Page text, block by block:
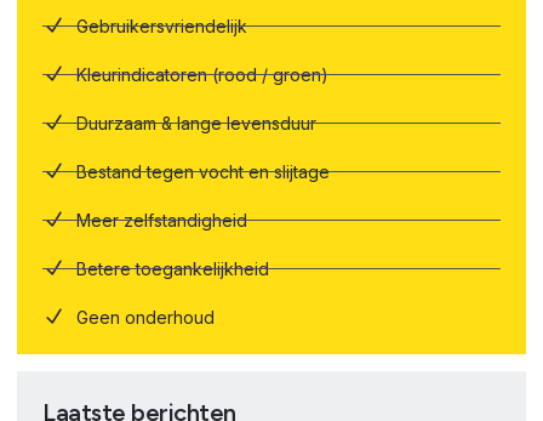
Gebruikersvriendelijk
Kleurindicatoren (rood / groen)
Duurzaam & lange levensduur
Bestand tegen vocht en slijtage
Meer zelfstandigheid
Betere toegankelijkheid
Geen onderhoud
Laatste berichten